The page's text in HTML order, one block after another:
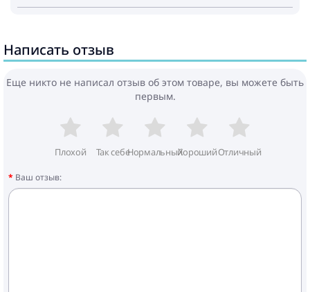
Написать отзыв
Еще никто не написал отзыв об этом товаре, вы можете быть
первым.
Плохой Так себеНормальныйХорошийОтличный
Ваш отзыв: